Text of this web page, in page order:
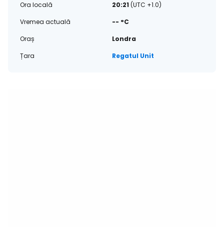
Ora locală
20:21 (UTC +1.0)
Vremea actuală
-- °C
Oraș
Londra
Țara
Regatul Unit